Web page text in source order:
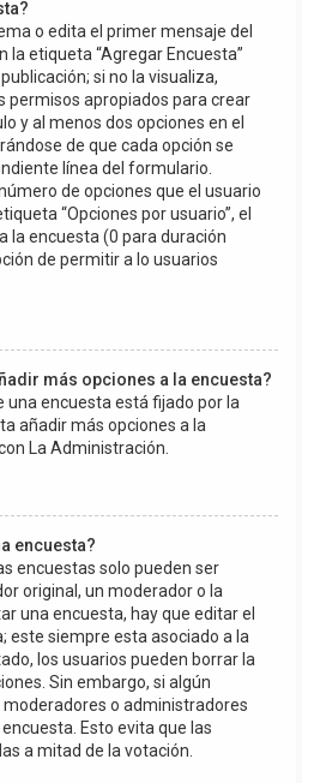
o edita el primer mensaje del
la etiqueta “Agregar Encuesta”
si no la visualiza,
permisos apropiados para crear
y al menos dos opciones en el
de que cada opción se
línea del formulario.
de opciones que el usuario
“Opciones por usuario”, el
la encuesta (0 para duración
de permitir a lo usuarios
más opciones a la encuesta?
una encuesta está fijado por la
añadir más opciones a la
La Administración.
encuesta?
encuestas solo pueden ser
original, un moderador o la
una encuesta, hay que editar el
este siempre esta asociado a la
los usuarios pueden borrar la
Sin embargo, si algún
o administradores
Esto evita que las
a mitad de la votación.